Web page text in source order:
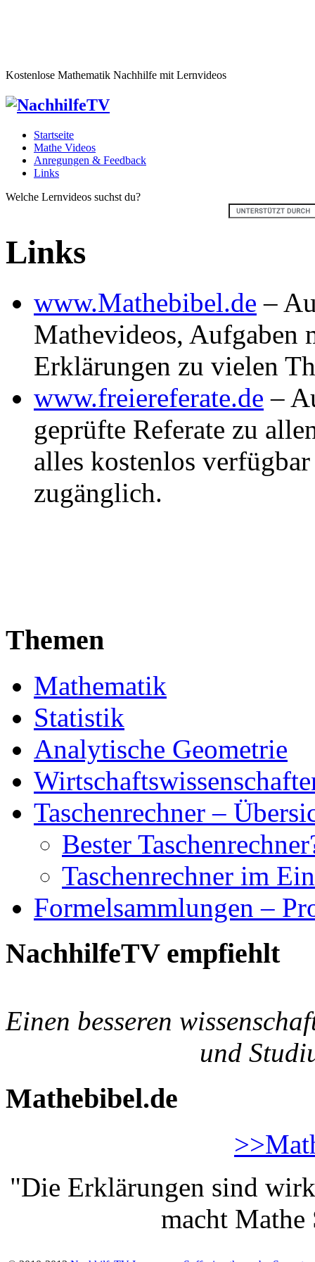
Kostenlose Mathematik Nachhilfe mit Lernvideos
Startseite
Mathe Videos
Anregungen & Feedback
Links
Welche Lernvideos suchst du?
Links
www.Mathebibel.de –
Mathevideos, Aufgaben
Erklärungen zu vielen
www.freiereferate.de –
geprüfte Referate zu
alles kostenlos
zugänglich.
Themen
Mathematik
Statistik
Analytische Geometrie
Taschenrechner –
Bester
Taschenrechner im
Formelsammlungen –
NachhilfeTV empfiehlt
Einen besseren
und
Mathebibel.de
"Die Erklärungen sind
macht